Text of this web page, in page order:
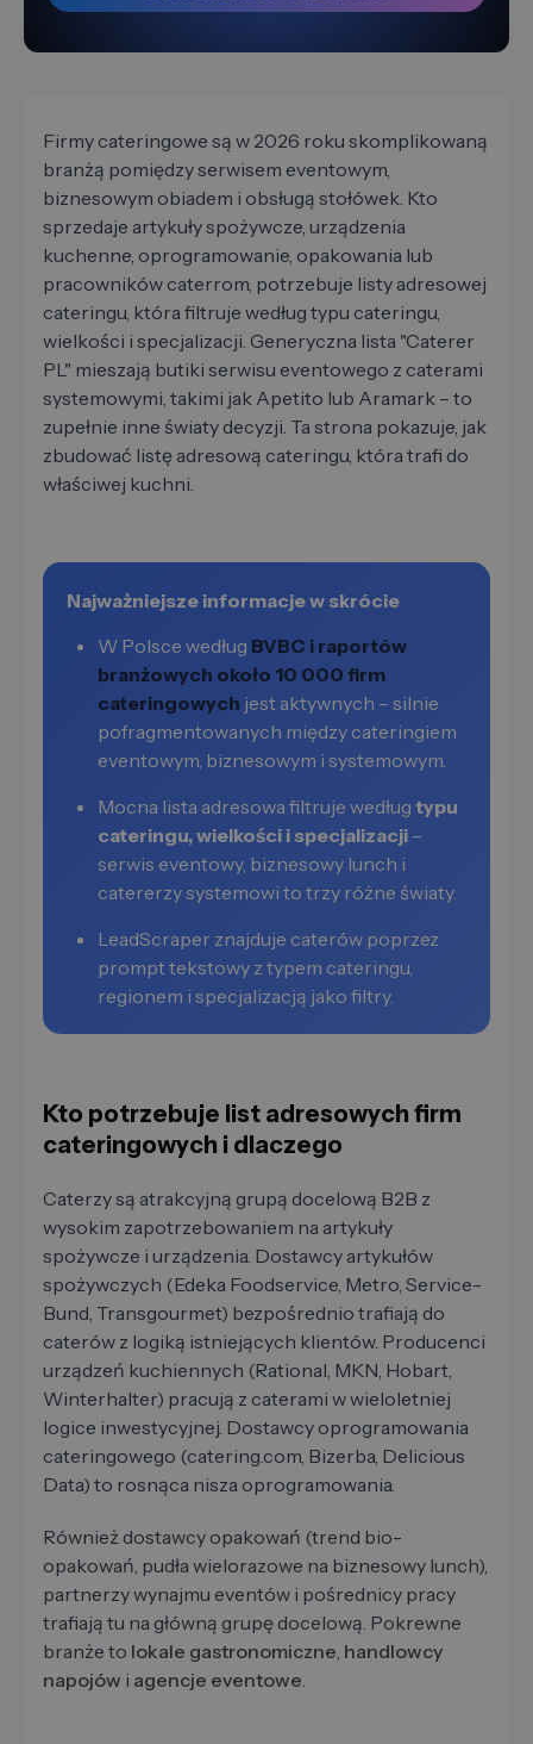
Firmy cateringowe są w 2026 roku skomplikowaną
branżą pomiędzy serwisem eventowym,
biznesowym obiadem i obsługą stołówek. Kto
sprzedaje artykuły spożywcze, urządzenia
kuchenne, oprogramowanie, opakowania lub
pracowników caterrom, potrzebuje listy adresowej
cateringu, która filtruje według typu cateringu,
wielkości i specjalizacji. Generyczna lista "Caterer
PL" mieszają butiki serwisu eventowego z caterami
systemowymi, takimi jak Apetito lub Aramark – to
zupełnie inne światy decyzji. Ta strona pokazuje, jak
zbudować listę adresową cateringu, która trafi do
właściwej kuchni.
Najważniejsze informacje w skrócie
W Polsce według BVBC i raportów
branżowych około 10 000 firm
cateringowych jest aktywnych – silnie
pofragmentowanych między cateringiem
eventowym, biznesowym i systemowym.
Mocna lista adresowa filtruje według typu
cateringu, wielkości i specjalizacji –
serwis eventowy, biznesowy lunch i
catererzy systemowi to trzy różne światy.
LeadScraper znajduje caterów poprzez
prompt tekstowy z typem cateringu,
regionem i specjalizacją jako filtry.
Kto potrzebuje list adresowych firm
cateringowych i dlaczego
Caterzy są atrakcyjną grupą docelową B2B z
wysokim zapotrzebowaniem na artykuły
spożywcze i urządzenia. Dostawcy artykułów
spożywczych (Edeka Foodservice, Metro, Service-
Bund, Transgourmet) bezpośrednio trafiają do
caterów z logiką istniejących klientów. Producenci
urządzeń kuchiennych (Rational, MKN, Hobart,
Winterhalter) pracują z caterami w wieloletniej
logice inwestycyjnej. Dostawcy oprogramowania
cateringowego (catering.com, Bizerba, Delicious
Data) to rosnąca nisza oprogramowania.
Również dostawcy opakowań (trend bio-
opakowań, pudła wielorazowe na biznesowy lunch),
partnerzy wynajmu eventów i pośrednicy pracy
trafiają tu na główną grupę docelową. Pokrewne
branże to lokale gastronomiczne, handlowcy
napojów i agencje eventowe.